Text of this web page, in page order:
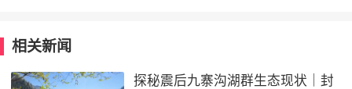
相关新闻
探秘震后九寨沟湖群生态现状｜封